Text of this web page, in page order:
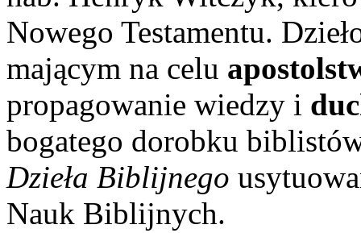
Nowego Testamentu.
mającym na celu
propagowanie wiedzy i
bogatego dorobku
Dzieła Biblijnego
Nauk Biblijnych.